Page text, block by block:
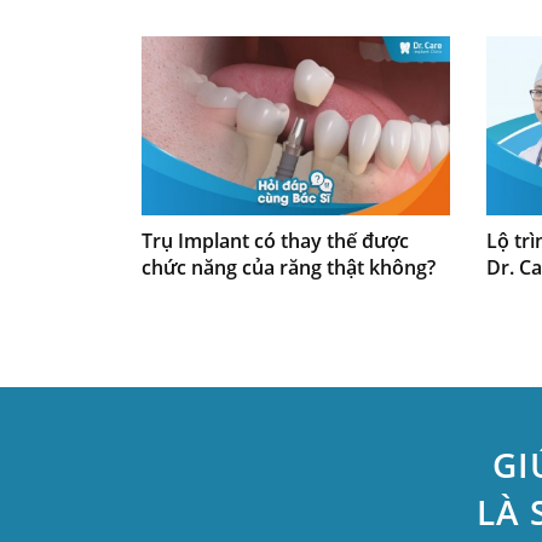
Trụ Implant có thay thế được
chức năng của răng thật không?
Lộ
Dr.
LÀ